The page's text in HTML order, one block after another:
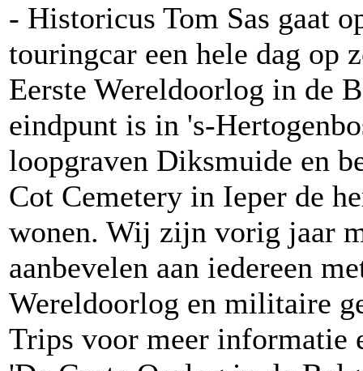
- Historicus Tom Sas gaat
touringcar een hele dag op
Eerste Wereldoorlog in de
eindpunt is in 's-
loopgraven Diksmuide en
Cot Cemetery in Ieper de
wonen. Wij zijn vorig jaar
aanbevelen aan iedereen
Wereldoorlog en militaire
Trips voor meer informatie